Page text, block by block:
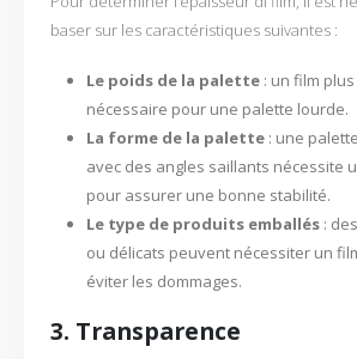
baser sur les caractéristiques suivantes :
Le poids de la palette: un film
nécessaire pour une palette lourde.
La forme de la palette: une
avec des angles saillants nécessite
pour assurer une bonne stabilité.
Le type de produits emballés:
ou délicats peuvent nécessiter un
éviter les dommages.
3. Transparence